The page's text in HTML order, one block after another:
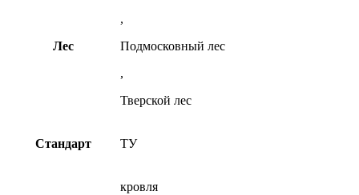
Лес
,
Подмосковный лес
,
Тверской лес
Стандарт ТУ
кровля